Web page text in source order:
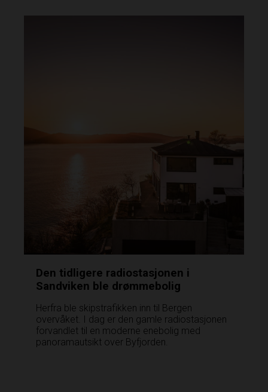
Den tidligere radiostasjonen i
Sandviken ble drømmebolig
Herfra ble skipstrafikken inn til Bergen
overvåket. I dag er den gamle radiostasjonen
forvandlet til en moderne enebolig med
panoramautsikt over Byfjorden.